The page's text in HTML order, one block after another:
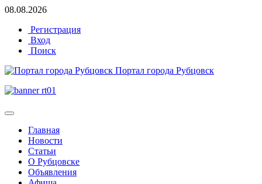
08.08.2026
Регистрация
Вход
Поиск
Портал города Рубцовск
Главная
Новости
Статьи
О Рубцовске
Объявления